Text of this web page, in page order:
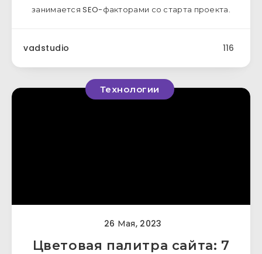
занимается SEO-факторами со старта проекта.
vadstudio 116
Технологии
26 Мая, 2023
Цветовая палитра сайта: 7